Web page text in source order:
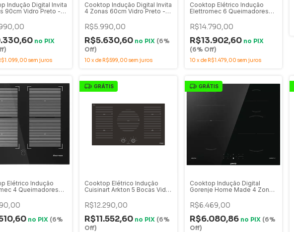
Indução Digital Invita
90cm Vidro Preto -
no PIX
sem juros
Cooktop Indução Digital Invita
4 Zonas 60cm Vidro Preto -
R$5.990,00
R$5.630,60 no PIX (6%
Off)
10 xde R$599,00 sem juros
Cooktop Elétrico Indução
Elettromec 6 Queimadores
6Q-90-CI-2KSA
R$14.790,00
R$13.902,60 no PIX
(6% Off)
10 x de R$1.479,00 sem juros
Elétrico Indução
4 Queimadores
2KSA
no PIX (6%
GRÁTIS
Cooktop Elétrico Indução
Cuisinart Arkton 5 Bocas Vidro
4093860005
R$12.290,00
R$11.552,60 no PIX (6%
Off)
GRÁTIS
Cooktop Indução Digital
Gorenje Home Made 4 Zonas
GI6421BSC
R$6.469,00
R$6.080,86 no PIX (6%
Off)